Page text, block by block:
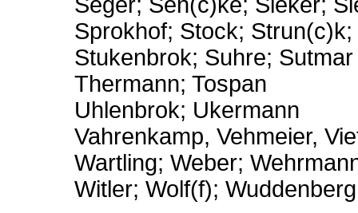
Sprokhof; Stock;
Stukenbrok; Suhre; Sutmar
Thermann; Tospan
Uhlenbrok; Ukermann
Vahrenkamp, Vehmeier,
Wartling; Weber;
Witler; Wolf(f); Wuddenberg